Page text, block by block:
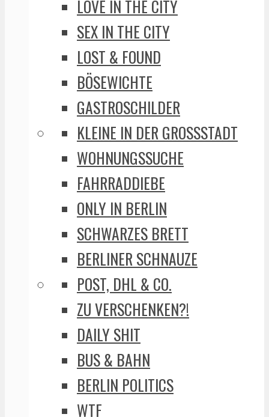
LOVE IN THE CITY
SEX IN THE CITY
LOST & FOUND
BÖSEWICHTE
GASTROSCHILDER
KLEINE IN DER GROSSSTADT
WOHNUNGSSUCHE
FAHRRADDIEBE
ONLY IN BERLIN
SCHWARZES BRETT
BERLINER SCHNAUZE
POST, DHL & CO.
ZU VERSCHENKEN?!
DAILY SHIT
BUS & BAHN
BERLIN POLITICS
WTF